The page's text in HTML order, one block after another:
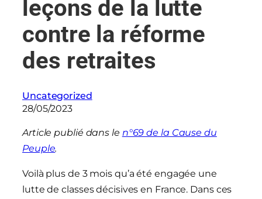
r leçons de la lutte
contre la réforme
des retraites
Uncategorized
28/05/2023
Article publié dans le n°69 de la Cause du
Peuple.
Voilà plus de 3 mois qu’a été engagée une
lutte de classes décisives en France. Dans ces